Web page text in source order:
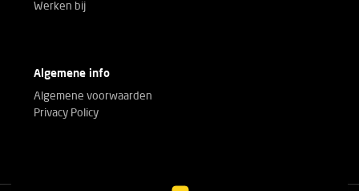
Werken bij
Algemene info
Algemene voorwaarden
Privacy Policy